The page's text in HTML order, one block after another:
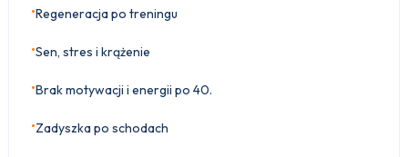
•Regeneracja po treningu
•Sen, stres i krążenie
•Brak motywacji i energii po 40.
•Zadyszka po schodach